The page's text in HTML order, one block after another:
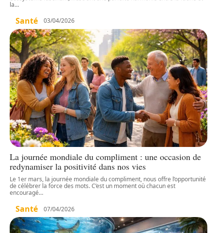
la…
Santé 03/04/2026
La journée mondiale du compliment : une occasion de
redynamiser la positivité dans nos vies
Le 1er mars, la journée mondiale du compliment, nous offre l’opportunité
de célébrer la force des mots. C’est un moment où chacun est
encouragé…
Santé 07/04/2026